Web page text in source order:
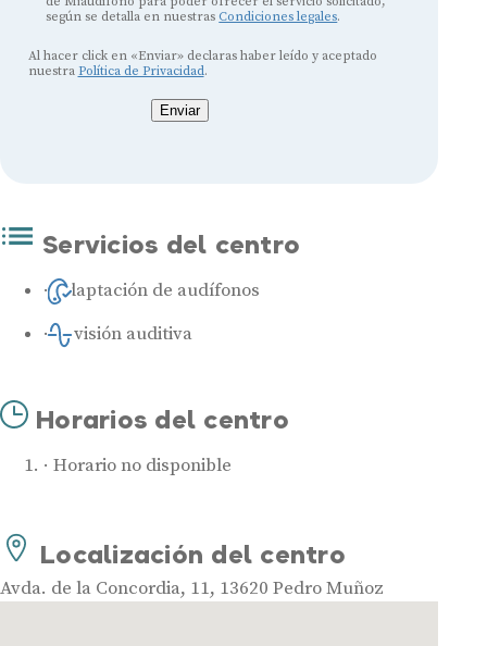
según se detalla en nuestras Condiciones legales.
Al hacer click en «Enviar» declaras haber leído y aceptado
nuestra Política de Privacidad.
Enviar
Servicios del centro
Adaptación de audífonos
Revisión auditiva
Horarios del centro
Horario no disponible
Localización del centro
Avda. de la Concordia, 11, 13620 Pedro Muñoz
Audífonos
Mejores marcas de audífonos